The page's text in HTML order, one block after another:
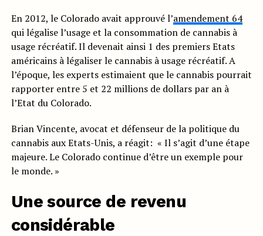
En 2012, le Colorado avait approuvé l’amendement 64
qui légalise l’usage et la consommation de cannabis à
usage récréatif. Il devenait ainsi 1 des premiers Etats
américains à légaliser le cannabis à usage récréatif. A
l’époque, les experts estimaient que le cannabis pourrait
rapporter entre 5 et 22 millions de dollars par an à
l’Etat du Colorado.
Brian Vincente, avocat et défenseur de la politique du
cannabis aux Etats-Unis, a réagit: « Il s’agit d’une étape
majeure. Le Colorado continue d’être un exemple pour
le monde. »
Une source de revenu
considérable